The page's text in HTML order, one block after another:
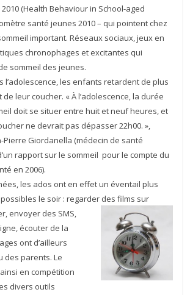
2010 (Health Behaviour in School-aged
santé jeunes 2010 – qui pointent chez
important. Réseaux sociaux, jeux en
chronophages et excitantes qui
sommeil des jeunes.
l’adolescence, les enfants retardent de plus
leur coucher. « À l’adolescence, la durée
doit se situer entre huit et neuf heures, et
ne devrait pas dépasser 22h00. »,
Pierre Giordanella (médecin de santé
rapport sur le sommeil pour le compte du
en 2006).
les ados ont en effet un éventail plus
le soir : regarder des films sur
envoyer des SMS,
écouter de la
ont d’ailleurs
des parents. Le
en compétition
divers outils